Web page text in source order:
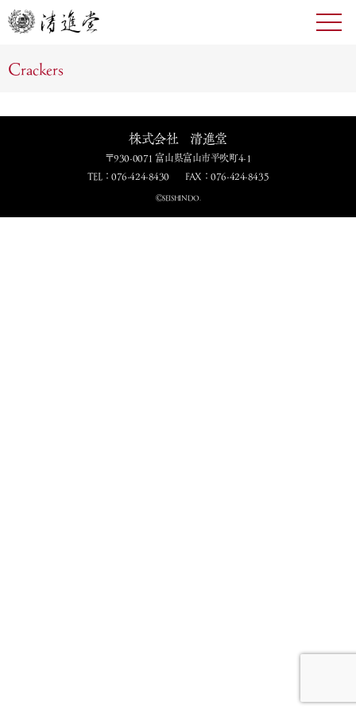
toggle
Crackers
株式会社 清進堂
〒930-0071 富山県富山市平吹町4-1
TEL：076-424-8430
FAX：076-424-8435
ⒸSEISHINDO.